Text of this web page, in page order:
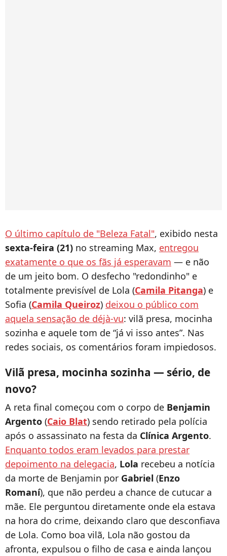
O último capítulo de "Beleza Fatal", exibido nesta
sexta-feira (21) no streaming Max, entregou
exatamente o que os fãs já esperavam — e não
de um jeito bom. O desfecho "redondinho" e
totalmente previsível de Lola (Camila Pitanga) e
Sofia (Camila Queiroz) deixou o público com
aquela sensação de déjà-vu: vilã presa, mocinha
sozinha e aquele tom de “já vi isso antes”. Nas
redes sociais, os comentários foram impiedosos.
Vilã presa, mocinha sozinha — sério, de
novo?
A reta final começou com o corpo de Benjamin
Argento (Caio Blat) sendo retirado pela polícia
após o assassinato na festa da Clínica Argento.
Enquanto todos eram levados para prestar
depoimento na delegacia, Lola recebeu a notícia
da morte de Benjamin por Gabriel (Enzo
Romaní), que não perdeu a chance de cutucar a
mãe. Ele perguntou diretamente onde ela estava
na hora do crime, deixando claro que desconfiava
de Lola. Como boa vilã, Lola não gostou da
afronta, expulsou o filho de casa e ainda lançou